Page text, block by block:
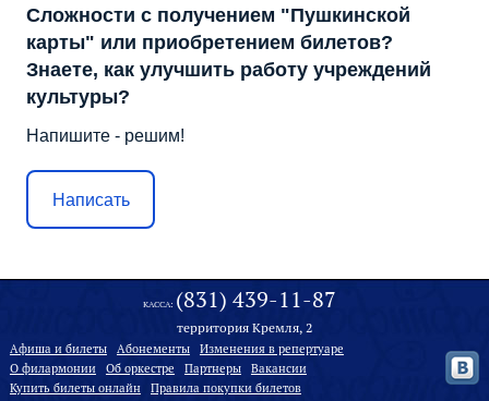
Сложности с получением "Пушкинской
карты" или приобретением билетов?
Знаете, как улучшить работу учреждений
культуры?
Напишите - решим!
Написать
КАССА: (831) 439-11-87
территория Кремля, 2
Афиша и билеты Абонементы
Изменения в репертуаре
О филармонии
Oб оркестре Партнеры
Вакансии
Купить билеты онлайн
Правила покупки билетов